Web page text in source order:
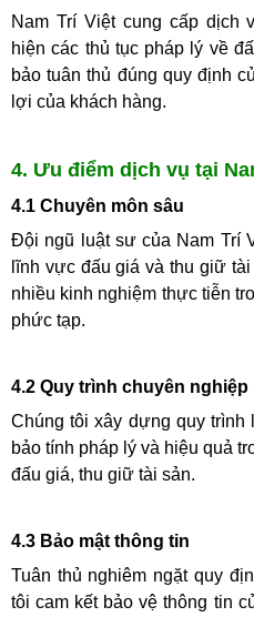
Nam Trí Việt cung cấp dịch
hiện các thủ tục pháp lý về
bảo tuân thủ đúng quy định
lợi của khách hàng.
4. Ưu điểm dịch vụ tại
4.1 Chuyên môn sâu
Đội ngũ luật sư của Nam Trí
lĩnh vực đấu giá và thu giữ
nhiều kinh nghiệm thực tiễn
phức tạp.
4.2 Quy trình chuyên nghiệp
Chúng tôi xây dựng quy trình
bảo tính pháp lý và hiệu quả
đấu giá, thu giữ tài sản.
4.3 Bảo mật thông tin
Tuân thủ nghiêm ngặt quy
tôi cam kết bảo vệ thông tin